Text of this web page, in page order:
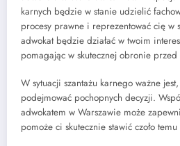
karnych będzie w stanie udzielić
procesy prawne i reprezentować cię w
adwokat będzie działać w twoim
pomagając w skutecznej obronie przed
W sytuacji szantażu karnego ważne
podejmować pochopnych decyzji.
adwokatem w Warszawie może
pomoże ci skutecznie stawić czoło